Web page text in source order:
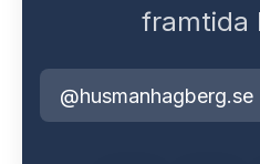
framtida
@husmanhagberg.se